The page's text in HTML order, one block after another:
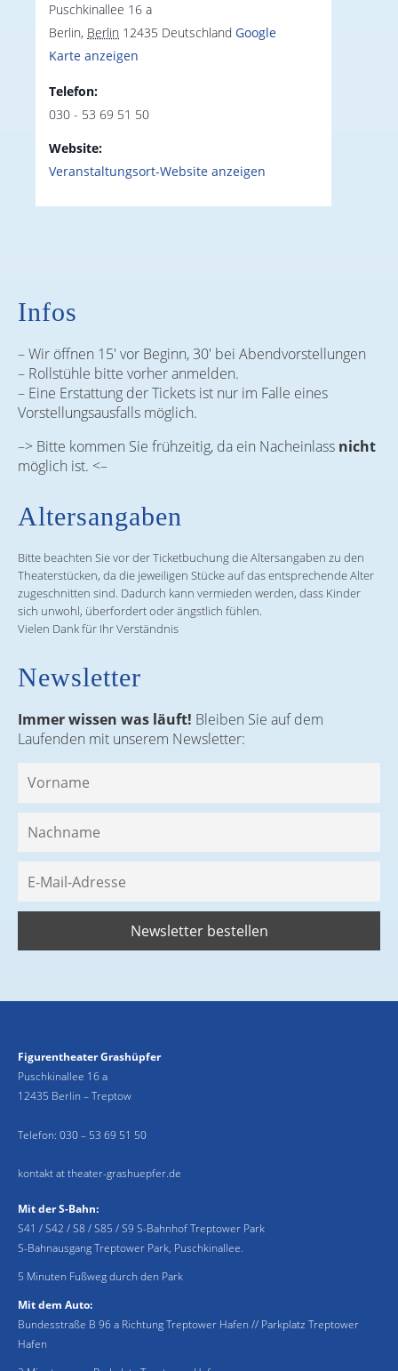
Puschkinallee 16 a
Berlin, Berlin 12435 Deutschland Google
Karte anzeigen
Telefon:
030 - 53 69 51 50
Website:
Veranstaltungsort-Website anzeigen
Infos
– Wir öffnen 15′ vor Beginn, 30′ bei Abendvorstellungen
– Rollstühle bitte vorher anmelden.
– Eine Erstattung der Tickets ist nur im Falle eines
Vorstellungsausfalls möglich.
–> Bitte kommen Sie frühzeitig, da ein Nacheinlass nicht
möglich ist. <–
Altersangaben
Bitte beachten Sie vor der Ticketbuchung die Altersangaben zu den
Theaterstücken, da die jeweiligen Stücke auf das entsprechende Alter
zugeschnitten sind. Dadurch kann vermieden werden, dass Kinder
sich unwohl, überfordert oder ängstlich fühlen.
Vielen Dank für Ihr Verständnis
Newsletter
Immer wissen was läuft! Bleiben Sie auf dem
Laufenden mit unserem Newsletter:
Figurentheater Grashüpfer
Puschkinallee 16 a
12435 Berlin – Treptow
Telefon: 030 – 53 69 51 50
kontakt at theater-grashuepfer.de
Mit der S-Bahn:
S41 / S42 / S8 / S85 / S9 S-Bahnhof Treptower Park
S-Bahnausgang Treptower Park, Puschkinallee.
5 Minuten Fußweg durch den Park
Mit dem Auto:
Bundesstraße B 96 a Richtung Treptower Hafen // Parkplatz Treptower
Hafen